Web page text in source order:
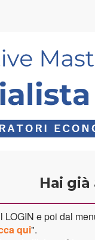
Hai già
LOGIN e poi dal
qui".